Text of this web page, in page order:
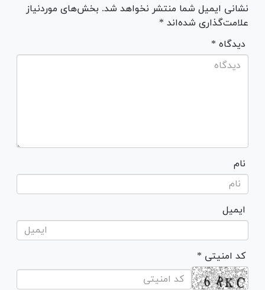
نشانی ایمیل شما منتشر نخواهد شد. بخش‌های موردنیاز
علامت‌گذاری شده‌اند *
* دیدگاه
نام
ایمیل
* کد امنیتی